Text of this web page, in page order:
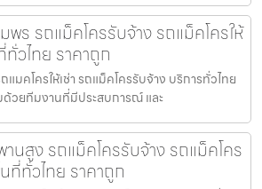
พร รถแม็คโครรับจ้าง รถแม็คโครให้
วไทย ราคาถูก
แมคโครให้เช่า รถแม็คโครรับจ้าง บริการทั่วไทย
ด้วยทีมงานที่มีประสบการณ์ และ
านสูง รถแม็คโครรับจ้าง รถแม็คโคร
ที่ทั่วไทย ราคาถูก